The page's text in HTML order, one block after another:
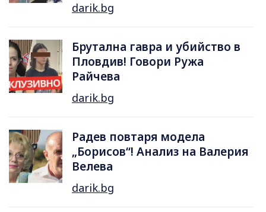
darik.bg
Брутална гавра и убийство в
Пловдив! Говори Ружа
Райчева
darik.bg
Радев повтаря модела
„Борисов“! Анализ на Валерия
Велева
darik.bg